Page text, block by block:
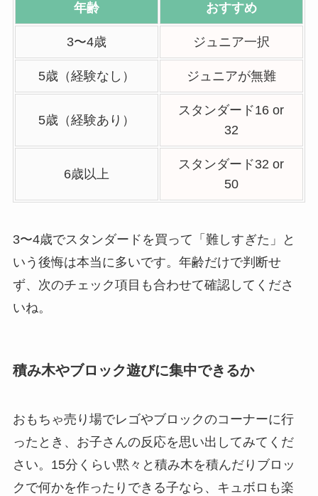
年齢 おすすめ
3〜4歳 ジュニア一択
5歳（経験なし） ジュニアが無難
5歳（経験あり）
スタンダード16 or
32
6歳以上
スタンダード32 or
50
3〜4歳でスタンダードを買って「難しすぎた」と
いう後悔は本当に多いです。年齢だけで判断せ
ず、次のチェック項目も合わせて確認してくださ
いね。
積み木やブロック遊びに集中できるか
おもちゃ売り場でレゴやブロックのコーナーに行
ったとき、お子さんの反応を思い出してみてくだ
さい。15分くらい黙々と積み木を積んだりブロッ
クで何かを作ったりできる子なら、キュボロも楽